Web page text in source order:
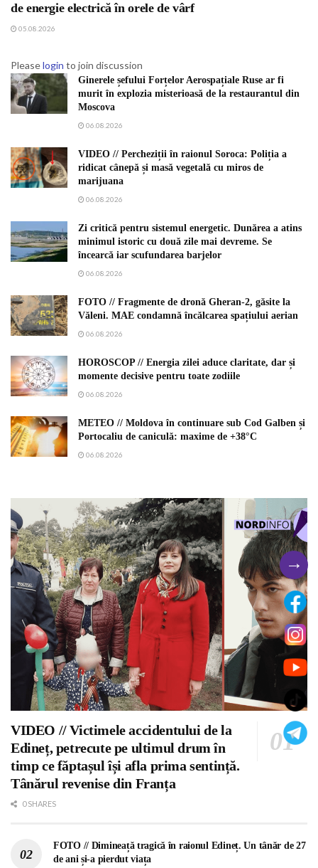
de energie electrică în orele de vârf
05.08.2026
Pleaselogin to join discussion
Ginerele șefului Forțelor Aerospațiale Ruse ar fi
murit în explozia misterioasă de la restaurantul din
Moscova
06.08.2026
VIDEO // Percheziții în raionul Soroca: Poliția a
ridicat cânepă și masă vegetală cu miros de
marijuana
06.08.2026
Zi critică pentru sistemul energetic. Dunărea a atins
minimul istoric cu două zile mai devreme. Se
încearcă iar scufundarea barjelor
06.08.2026
FOTO // Fragmente de dronă Gheran-2, găsite la
Văleni. MAE condamnă încălcarea spațiului aerian
06.08.2026
HOROSCOP // Energia zilei aduce claritate, dar și
momente decisive pentru toate zodiile
06.08.2026
METEO // Moldova în continuare sub Cod Galben și
Portocaliu de caniculă: maxime de +38°C
06.08.2026
VIDEO // Victimele accidentului de la
Edineț, petrecute pe ultimul drum în
timp ce făptașul își afla prima sentință.
Tânărul revenise din Franța
0 SHARES
FOTO // Dimineață tragică în raionul Edineț. Un tânăr de 27
de ani și-a pierdut viața
→